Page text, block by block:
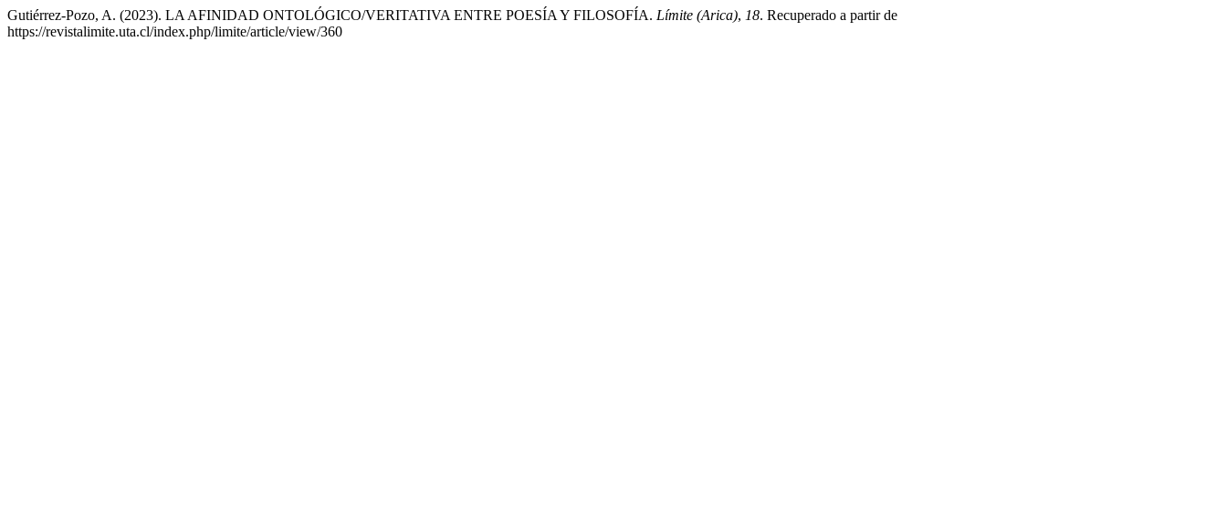
Gutiérrez-Pozo, A. (2023). LA AFINIDAD ONTOLÓGICO/VERITATIVA ENTRE POESÍA Y FILOSOFÍA. Límite (Arica), 18. Recuperado a partir de
https://revistalimite.uta.cl/index.php/limite/article/view/360